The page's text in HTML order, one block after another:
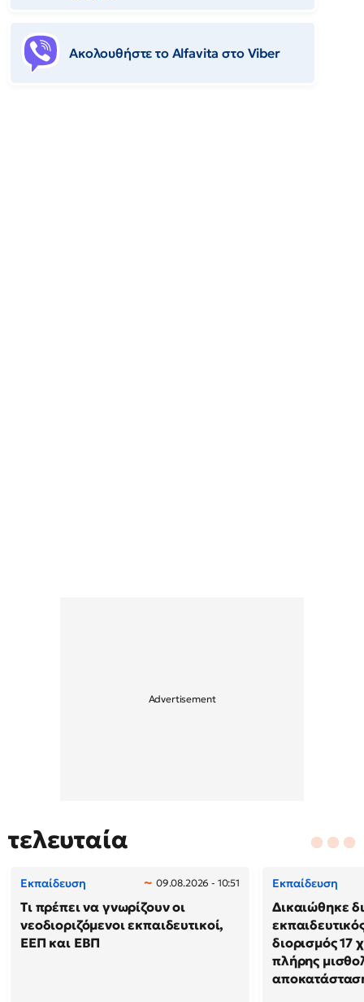
Ακολουθήστε το Αlfavita στο Viber
τελευταία
Εκπαίδευση 09.08.2026 - 10:51
Τι πρέπει να γνωρίζουν οι
νεοδιοριζόμενοι εκπαιδευτικοί,
ΕΕΠ και ΕΒΠ
Εκπαίδευση
Δικαιώθηκε
διορισμός 17
πλήρης